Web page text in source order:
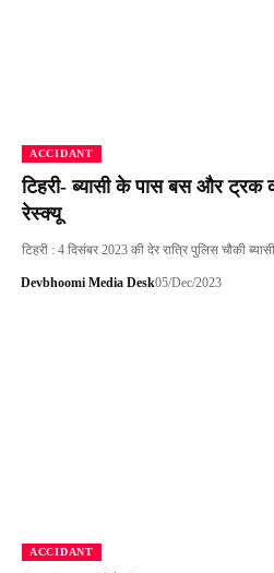
ACCIDANT
टिहरी- ब्यासी के पास बस और
रेस्क्यू
टिहरी : 4 दिसंबर 2023 की देर रात्रि पुलिस चौकी ब्यासी
Devbhoomi Media Desk05/Dec/2023
ACCIDANT